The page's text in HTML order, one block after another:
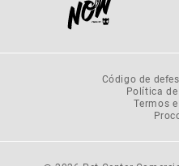
Código de
Política
Termos